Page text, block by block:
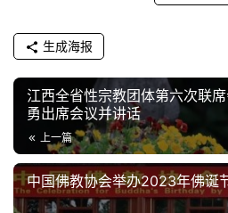
生成海报
江西全省性宗教团体第六次联
勇出席会议并讲话
上一篇
中国佛教协会举办2023年佛诞